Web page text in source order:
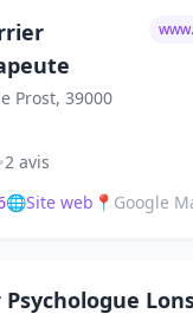
Prost, 39000
•2 avis
🌐Site web 📍 Google